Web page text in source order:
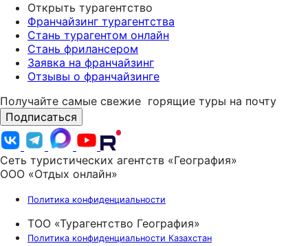
Открыть турагентство
Франчайзинг турагентства
Стань турагентом онлайн
Стань фрилансером
Заявка на франчайзинг
Отзывы о франчайзинге
Получайте самые свежие горящие туры на почту
Подписаться
Сеть туристических агентств «География»
ООО «Отдых онлайн»
Политика конфиденциальности
ТОО «Турагентство География»
Политика конфиденциальности Казахстан